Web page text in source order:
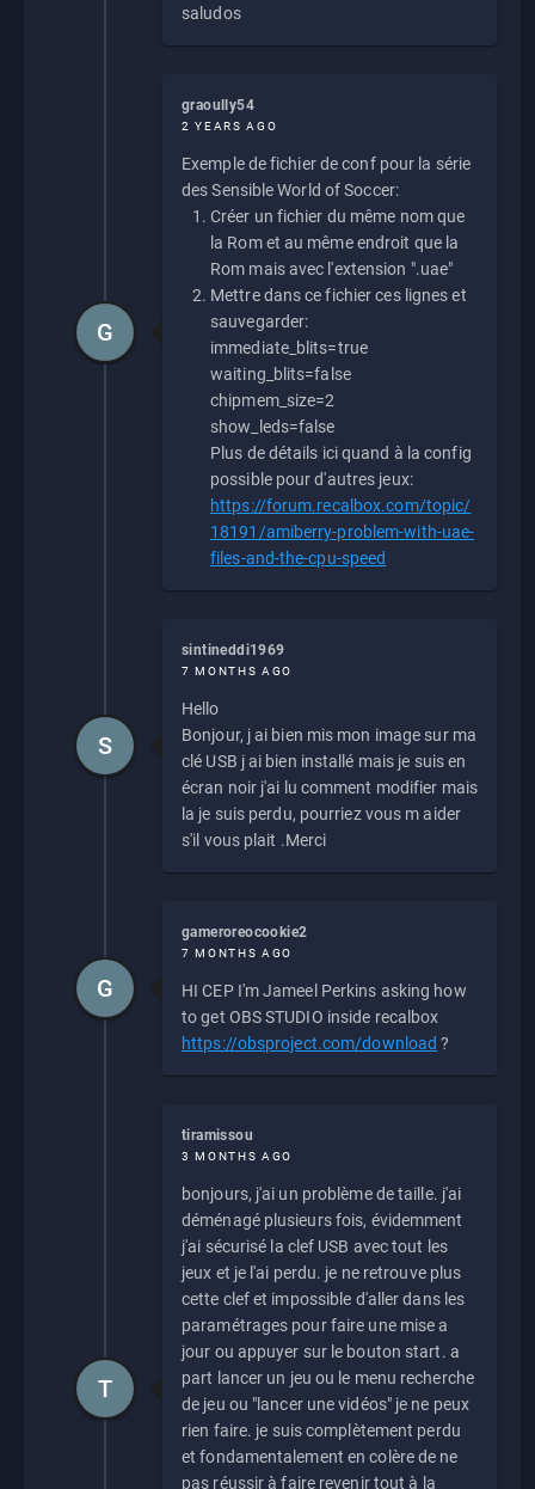
saludos
graoully54
2 YEARS AGO
Exemple de fichier de conf pour la série
des Sensible World of Soccer:
Créer un fichier du même nom que
la Rom et au même endroit que la
Rom mais avec l'extension ".uae"
Mettre dans ce fichier ces lignes et
sauvegarder:
immediate_blits=true
waiting_blits=false
chipmem_size=2
show_leds=false
Plus de détails ici quand à la config
possible pour d'autres jeux:
https://forum.recalbox.com/topic/
18191/amiberry-problem-with-uae-
files-and-the-cpu-speed
G
sintineddi1969
7 MONTHS AGO
Hello
Bonjour, j ai bien mis mon image sur ma
clé USB j ai bien installé mais je suis en
écran noir j'ai lu comment modifier mais
la je suis perdu, pourriez vous m aider
s'il vous plait .Merci
S
gameroreocookie2
7 MONTHS AGO
HI CEP I'm Jameel Perkins asking how
to get OBS STUDIO inside recalbox
https://obsproject.com/download ?
G
tiramissou
3 MONTHS AGO
bonjours, j'ai un problème de taille. j'ai
déménagé plusieurs fois, évidemment
j'ai sécurisé la clef USB avec tout les
jeux et je l'ai perdu. je ne retrouve plus
cette clef et impossible d'aller dans les
paramétrages pour faire une mise a
jour ou appuyer sur le bouton start. a
part lancer un jeu ou le menu recherche
de jeu ou "lancer une vidéos" je ne peux
rien faire. je suis complètement perdu
et fondamentalement en colère de ne
pas réussir à faire revenir tout à la
T